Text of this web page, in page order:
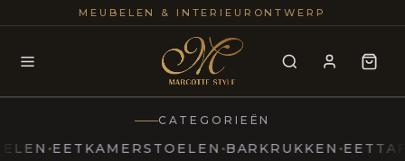
MEUBELEN & INTERIEURONTWERP25+
CATEGORIEËN
EETKAMERSTOELEN BARKRUKKEN EETTAFELS